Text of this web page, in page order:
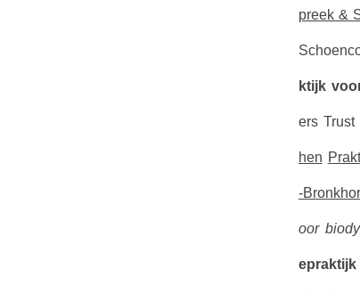
preek &
ktijk
ers Trust
hen
-
oor